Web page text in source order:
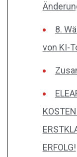
8.
von KI-
ERFOLG!